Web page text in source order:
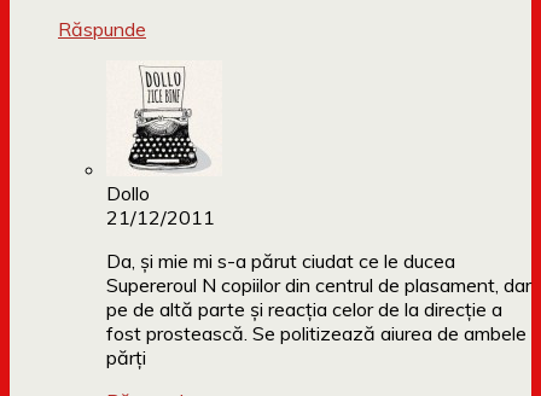
Răspunde
Dollo
21/12/2011
Da, și mie mi s-a părut ciudat ce le ducea
Supereroul N copiilor din centrul de plasament, dar
pe de altă parte și reacția celor de la direcție a
fost prostească. Se politizează aiurea de ambele
părți